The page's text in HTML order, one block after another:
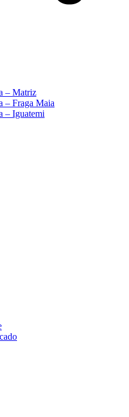
– Matriz
– Fraga Maia
– Iguatemi